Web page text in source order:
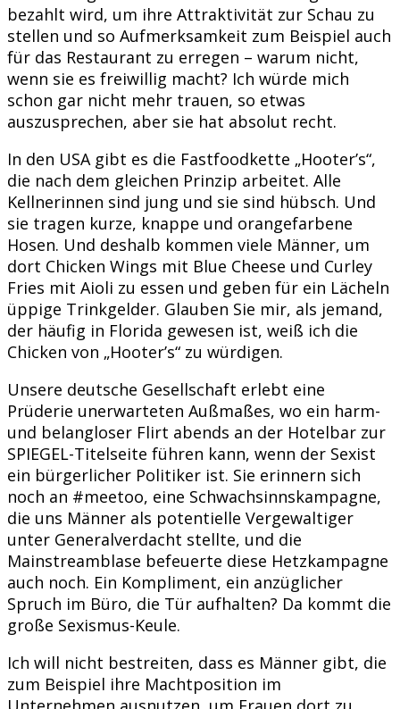
bezahlt wird, um ihre Attraktivität zur Schau zu
stellen und so Aufmerksamkeit zum Beispiel auch
für das Restaurant zu erregen – warum nicht,
wenn sie es freiwillig macht? Ich würde mich
schon gar nicht mehr trauen, so etwas
auszusprechen, aber sie hat absolut recht.
In den USA gibt es die Fastfoodkette „Hooter’s“,
die nach dem gleichen Prinzip arbeitet. Alle
Kellnerinnen sind jung und sie sind hübsch. Und
sie tragen kurze, knappe und orangefarbene
Hosen. Und deshalb kommen viele Männer, um
dort Chicken Wings mit Blue Cheese und Curley
Fries mit Aioli zu essen und geben für ein Lächeln
üppige Trinkgelder. Glauben Sie mir, als jemand,
der häufig in Florida gewesen ist, weiß ich die
Chicken von „Hooter’s“ zu würdigen.
Unsere deutsche Gesellschaft erlebt eine
Prüderie unerwarteten Außmaßes, wo ein harm-
und belangloser Flirt abends an der Hotelbar zur
SPIEGEL-Titelseite führen kann, wenn der Sexist
ein bürgerlicher Politiker ist. Sie erinnern sich
noch an #meetoo, eine Schwachsinnskampagne,
die uns Männer als potentielle Vergewaltiger
unter Generalverdacht stellte, und die
Mainstreamblase befeuerte diese Hetzkampagne
auch noch. Ein Kompliment, ein anzüglicher
Spruch im Büro, die Tür aufhalten? Da kommt die
große Sexismus-Keule.
Ich will nicht bestreiten, dass es Männer gibt, die
zum Beispiel ihre Machtposition im